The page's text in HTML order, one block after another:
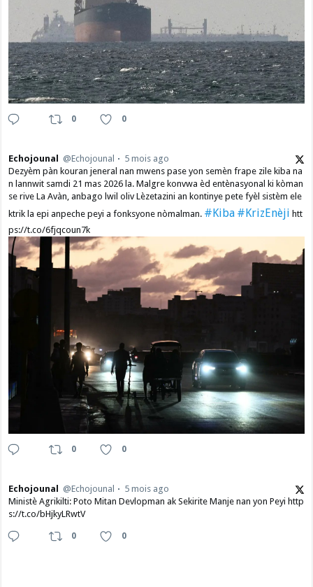
0 0
Echojounal @Echojounal
5 mois ago
Dezyèm pàn kouran jeneral nan mwens pase yon semèn frape zile kiba na
n lannwit samdi 21 mas 2026 la. Malgre konvwa èd entènasyonal ki kòman
se rive La Avàn, anbago lwil oliv Lèzetazini an kontinye pete fyèl sistèm ele
ktrik la epi anpeche peyi a fonksyone nòmalman. #Kiba #KrizEnèji htt
ps://t.co/6fjqcoun7k
0 0
Echojounal @Echojounal
5 mois ago
Ministè Agrikilti: Poto Mitan Devlopman ak Sekirite Manje nan yon Peyi http
s://t.co/bHjkyLRwtV
0 0